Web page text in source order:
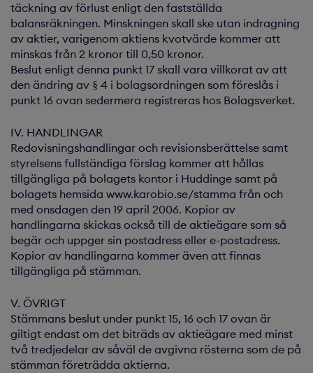
täckning av förlust enligt den fastställda
balansräkningen. Minskningen skall ske utan indragning
av aktier, varigenom aktiens kvotvärde kommer att
minskas från 2 kronor till 0,50 kronor.
Beslut enligt denna punkt 17 skall vara villkorat av att
den ändring av § 4 i bolagsordningen som föreslås i
punkt 16 ovan sedermera registreras hos Bolagsverket.
IV. HANDLINGAR
Redovisningshandlingar och revisionsberättelse samt
styrelsens fullständiga förslag kommer att hållas
tillgängliga på bolagets kontor i Huddinge samt på
bolagets hemsida www.karobio.se/stamma från och
med onsdagen den 19 april 2006. Kopior av
handlingarna skickas också till de aktieägare som så
begär och uppger sin postadress eller e-postadress.
Kopior av handlingarna kommer även att finnas
tillgängliga på stämman.
V. ÖVRIGT
Stämmans beslut under punkt 15, 16 och 17 ovan är
giltigt endast om det biträds av aktieägare med minst
två tredjedelar av såväl de avgivna rösterna som de på
stämman företrädda aktierna.